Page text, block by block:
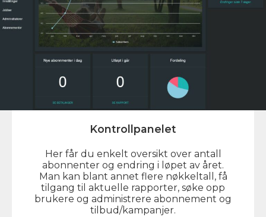
Kontrollpanelet
Her får du enkelt oversikt over antall
abonnenter og endring i løpet av året.
Man kan blant annet flere nøkkeltall, få
tilgang til aktuelle rapporter, søke opp
brukere og administrere abonnement og
tilbud/kampanjer.